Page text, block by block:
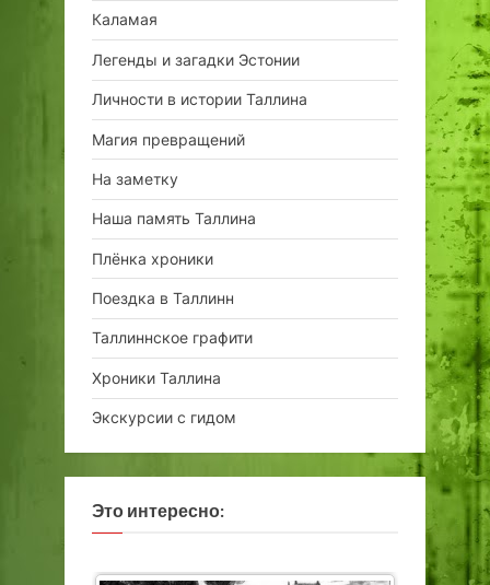
Каламая
Легенды и загадки Эстонии
Личности в истории Таллина
Магия превращений
На заметку
Наша память Таллина
Плёнка хроники
Поездка в Таллинн
Таллиннское графити
Хроники Таллина
Экскурсии с гидом
Это интересно: